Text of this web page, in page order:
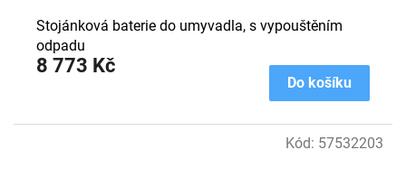
8 773 Kč
Do košíku
Stojánková baterie do umyvadla, s vypouštěním
odpadu
Kód: 57532203